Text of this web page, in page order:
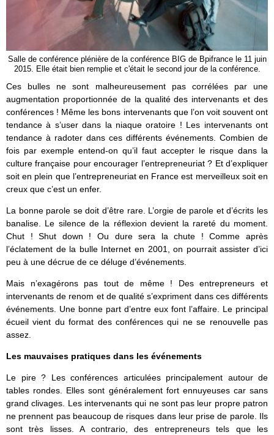
Salle de conférence plénière de la conférence BIG de Bpifrance le 11 juin
2015. Elle était bien remplie et c'était le second jour de la conférence.
Ces bulles ne sont malheureusement pas corrélées par une
augmentation proportionnée de la qualité des intervenants et des
conférences ! Même les bons intervenants que l’on voit souvent ont
tendance à s’user dans la niaque oratoire ! Les intervenants ont
tendance à radoter dans ces différents événements. Combien de
fois par exemple entend-on qu’il faut accepter le risque dans la
culture française pour encourager l’entrepreneuriat ? Et d’expliquer
soit en plein que l’entrepreneuriat en France est merveilleux soit en
creux que c’est un enfer.
La bonne parole se doit d’être rare. L’orgie de parole et d’écrits les
banalise. Le silence de la réflexion devient la rareté du moment.
Chut ! Shut down ! Ou dure sera la chute ! Comme après
l’éclatement de la bulle Internet en 2001, on pourrait assister d’ici
peu à une décrue de ce déluge d’événements.
Mais n’exagérons pas tout de même ! Des entrepreneurs et
intervenants de renom et de qualité s’expriment dans ces différents
événements. Une bonne part d’entre eux font l’affaire. Le principal
écueil vient du format des conférences qui ne se renouvelle pas
assez.
Les mauvaises pratiques dans les événements
Le pire ? Les conférences articulées principalement autour de
tables rondes. Elles sont généralement fort ennuyeuses car sans
grand clivages. Les intervenants qui ne sont pas leur propre patron
ne prennent pas beaucoup de risques dans leur prise de parole. Ils
sont très lisses. A contrario, des entrepreneurs tels que les